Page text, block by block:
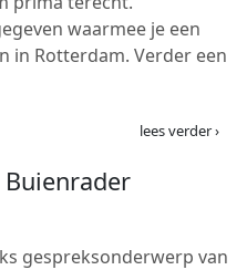
waarmee je een
in Rotterdam. Verder een
lees verder ›
gespreksonderwerp van